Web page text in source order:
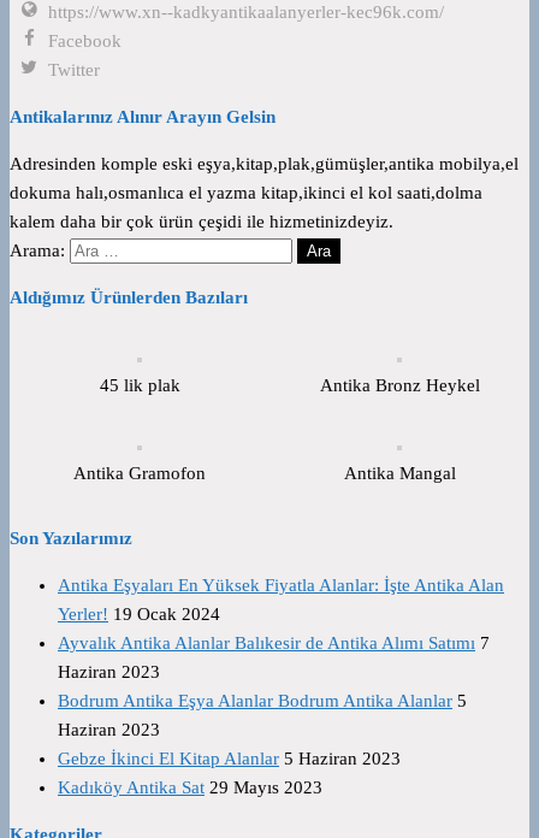
https://www.xn--kadkyantikaalanyerler-kec96k.com/
Facebook
Twitter
Antikalarınız Alınır Arayın Gelsin
Adresinden komple eski eşya,kitap,plak,gümüşler,antika mobilya,el
dokuma halı,osmanlıca el yazma kitap,ikinci el kol saati,dolma
kalem daha bir çok ürün çeşidi ile hizmetinizdeyiz.
Arama:
Aldığımız Ürünlerden Bazıları
45 lik plak Antika Bronz Heykel
Antika Gramofon Antika Mangal
Son Yazılarımız
Antika Eşyaları En Yüksek Fiyatla Alanlar: İşte Antika Alan
Yerler! 19 Ocak 2024
Ayvalık Antika Alanlar Balıkesir de Antika Alımı Satımı 7
Haziran 2023
Bodrum Antika Eşya Alanlar Bodrum Antika Alanlar 5
Haziran 2023
Gebze İkinci El Kitap Alanlar 5 Haziran 2023
Kadıköy Antika Sat 29 Mayıs 2023
Kategoriler